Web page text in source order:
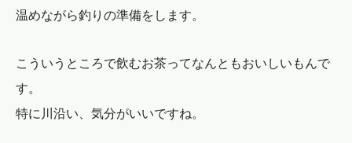
温めながら釣りの準備をします。
こういうところで飲むお茶ってなんともおいしいもんで
す。
特に川沿い、気分がいいですね。